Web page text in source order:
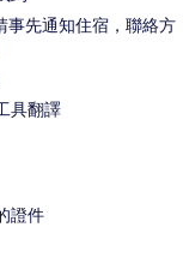
事先通知住宿，聯絡方
具翻譯
證件